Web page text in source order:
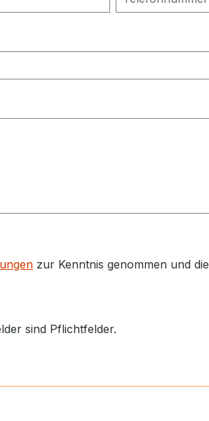
zur Kenntnis genommen und die
sind Pflichtfelder.